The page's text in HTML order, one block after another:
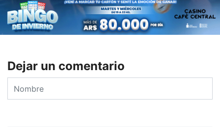
Dejar un comentario